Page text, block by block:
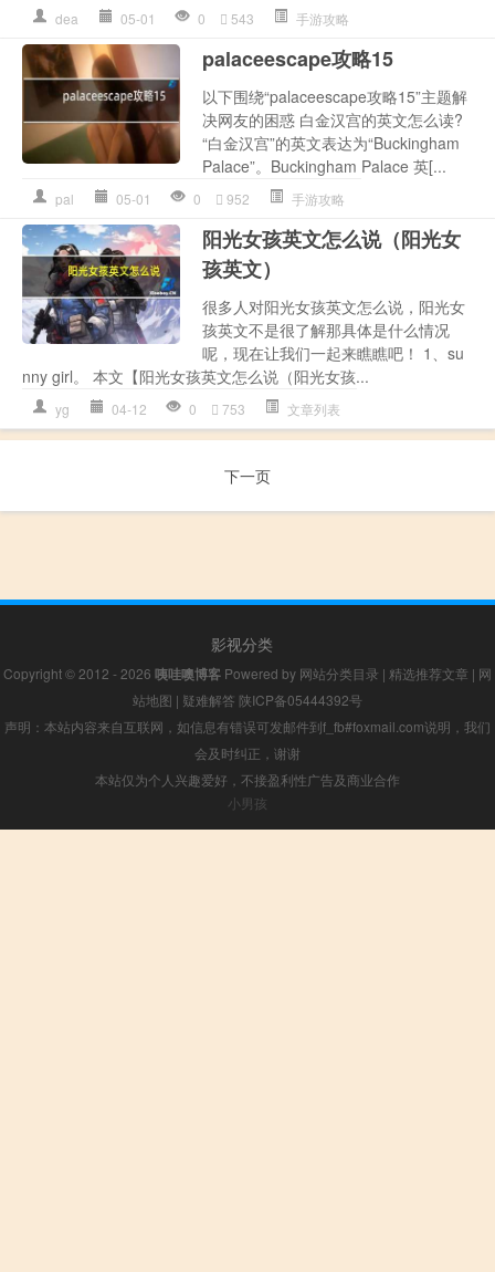
dea 05-01 0 543 手游攻略
palaceescape攻略15
以下围绕“palaceescape攻略15”主题解
决网友的困惑 白金汉宫的英文怎么读?
“白金汉宫”的英文表达为“Buckingham
Palace”。Buckingham Palace 英[...
pal 05-01 0 952 手游攻略
阳光女孩英文怎么说（阳光女
孩英文）
很多人对阳光女孩英文怎么说，阳光女
孩英文不是很了解那具体是什么情况
呢，现在让我们一起来瞧瞧吧！ 1、su
nny girl。 本文【阳光女孩英文怎么说（阳光女孩...
yg 04-12 0 753 文章列表
下一页
影视分类
Copyright © 2012 - 2026 咦哇噢博客 Powered by 网站分类目录 | 精选推荐文章 | 网
站地图 | 疑难解答 陕ICP备05444392号
声明：本站内容来自互联网，如信息有错误可发邮件到f_fb#foxmail.com说明，我们
会及时纠正，谢谢
本站仅为个人兴趣爱好，不接盈利性广告及商业合作
小男孩